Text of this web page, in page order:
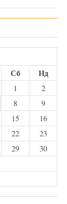
Сб Нд
1
2
8
9
15
16
22
23
29
30